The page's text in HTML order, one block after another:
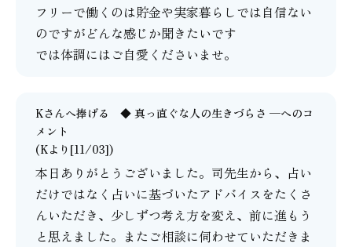
フリーで働くのは貯金や実家暮らしでは自信ない
のですがどんな感じか聞きたいです
では体調にはご自愛くださいませ。
Kさんへ捧げる ◆ 真っ直ぐな人の生きづらさ ─へのコ
メント
(Kより[11/03])
本日ありがとうございました。司先生から、占い
だけではなく占いに基づいたアドバイスをたくさ
んいただき、少しずつ考え方を変え、前に進もう
と思えました。またご相談に伺わせていただきま